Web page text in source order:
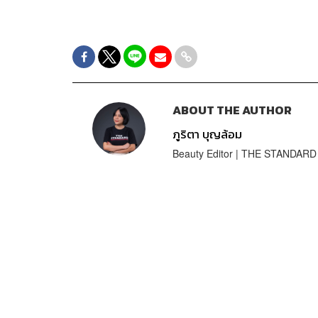
ABOUT THE AUTHOR
ภูริตา บุญล้อม
Beauty Editor | THE